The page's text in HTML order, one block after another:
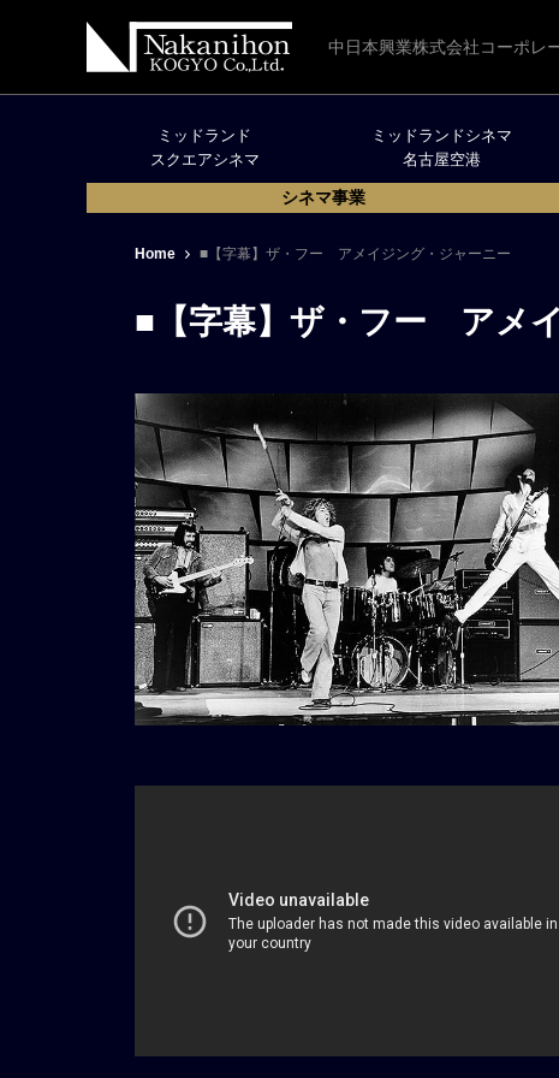
中日本興業株式会社コーポレ
ミッドランド
スクエアシネマ
ミッドランドシネマ
名古屋空港
シネマ事業
Home ■【字幕】ザ・フー アメイジング・ジャーニー
■【字幕】ザ・フー アメ